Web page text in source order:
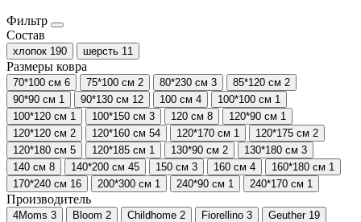
TFK
Tutti
Bambini
UPPAbaby
Venicci
Фильтр
Состав
хлопок 190 шерсть 11
Размеры ковра
70*100 см 6 75*100 см 2 80*230 см 3 85*120 см 2
90*90 см 1 90*130 см 12 100 см 4 100*100 см 1
100*120 см 1 100*150 см 3 120 см 8 120*90 см 1
120*120 см 2 120*160 см 54 120*170 см 1 120*175 см 2
120*180 см 5 120*185 см 1 130*90 см 2 130*180 см 3
140 см 8 140*200 см 45 150 см 3 160 см 4 160*180 см 1
170*240 см 16 200*300 см 1 240*90 см 1 240*170 см 1
Производитель
4Moms 3 Bloom 2 Childhome 2 Fiorellino 3 Geuther 19